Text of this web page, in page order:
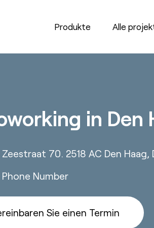
Produkte Alle
in Den
Zeestraat 70. 2518 AC Den Haag,
Phone Number
Sie einen Termin